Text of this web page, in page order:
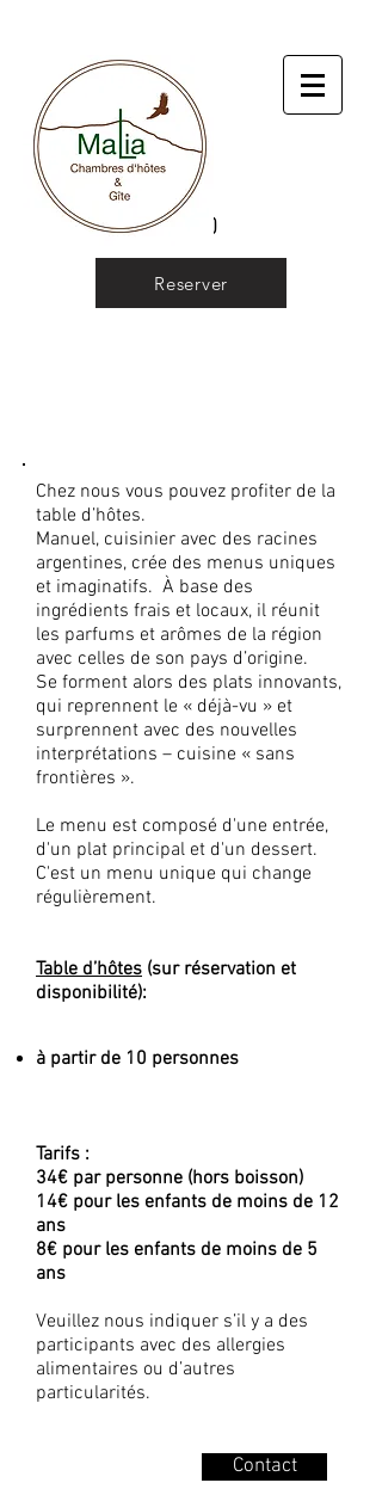
Reserver
Contact
Chez nous vous pouvez profiter de la
table d’hôtes.
Manuel, cuisinier avec des racines
argentines, crée des menus uniques
et imaginatifs. À base des
ingrédients frais et locaux, il réunit
les parfums et arômes de la région
avec celles de son pays d’origine.
Se forment alors des plats innovants,
qui reprennent le « déjà-vu » et
surprennent avec des nouvelles
interprétations – cuisine « sans
frontières ».
Le menu est composé d'une entrée,
d'un plat principal et d'un dessert.
C'est un menu unique qui change
régulièrement.
Table d’hôtes (sur réservation et
disponibilité):
à partir de 10 personnes
Tarifs :
34€ par personne (hors boisson)
14€ pour les enfants de moins de 12
ans
8€ pour les enfants de moins de 5
ans
Veuillez nous indiquer s’il y a des
participants avec des allergies
alimentaires ou d’autres
particularités.